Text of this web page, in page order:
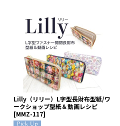
Lilly（リリー）L字型長財布型紙/ワ
ークショップ型紙＆動画レシピ
[MMZ-117]